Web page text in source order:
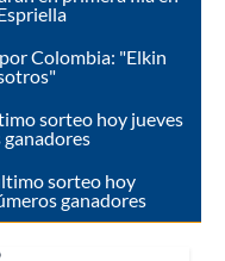
Colombia: "Elkin
sorteo hoy jueves
sorteo hoy
ganadores